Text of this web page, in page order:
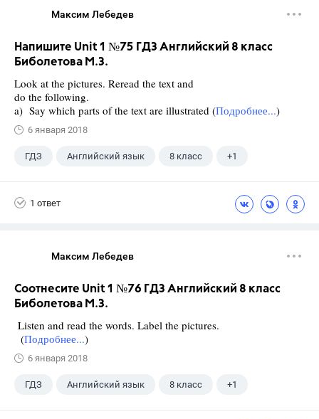
Максим Лебедев
Напишите Unit 1 №75 ГДЗ Английский 8 класс
Биболетова М.З.
Look at the pictures. Reread the text and
do the following.
a) Say which parts of the text are illustrated (Подробнее...)
6 января 2018
ГДЗ Английский язык 8 класс +1
1 ответ
Максим Лебедев
Соотнесите Unit 1 №76 ГДЗ Английский 8 класс
Биболетова М.З.
Listen and read the words. Label the pictures.
(Подробнее...)
6 января 2018
ГДЗ Английский язык 8 класс +1